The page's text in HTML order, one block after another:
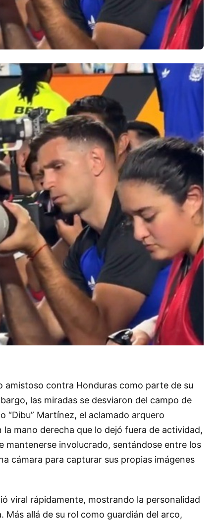
contra Honduras como parte de su
las miradas se desviaron del campo de
“Dibu” Martínez, el aclamado arquero
mano derecha que lo dejó fuera de actividad,
mantenerse involucrado, sentándose entre los
cámara para capturar sus propias imágenes
viral rápidamente, mostrando la personalidad
allá de su rol como guardián del arco,